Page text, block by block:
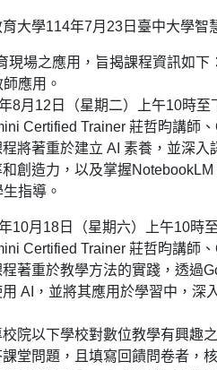
大學114年7月23日臺中大學智
現場之應用，旨揭課程資訊如下：
應用。
8月12日（星期二）上午10時至
Certified Trainer 莊哲昀講師
將著重於建立 AI 素養，並深
創造力，以及掌握
指導。
10月18日（星期六）上午10時
Certified Trainer 莊哲昀講師
著重於教學方法的實踐，透過
AI，並將其應用於學習中，深
院以下學校對數位教學有興趣
堂問題，且填寫回饋問卷者，